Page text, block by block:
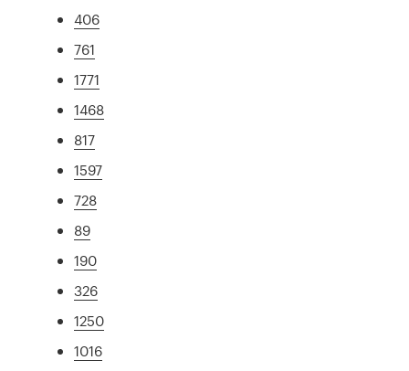
406
761
1771
1468
817
1597
728
89
190
326
1250
1016